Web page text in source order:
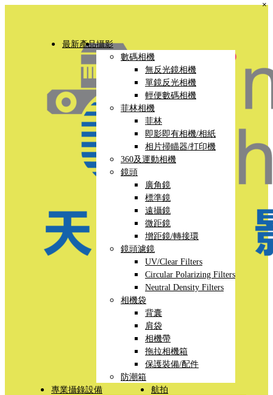
最新產品攝影
數碼相機
無反光鏡相機
單鏡反光相機
輕便數碼相機
菲林相機
菲林
即影即有相機/相紙
相片掃瞄器/打印機
360及運動相機
鏡頭
廣角鏡
標準鏡
遠攝鏡
微距鏡
增距鏡/轉接環
鏡頭濾鏡
UV/Clear Filters
Circular Polarizing Filters
Neutral Density Filters
相機袋
背囊
肩袋
相機帶
拖拉相機箱
保護裝備/配件
防潮箱
專業攝錄設備
航拍
×